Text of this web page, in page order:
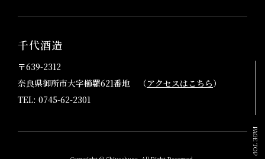
千代酒造
〒639-2312
奈良県御所市大字櫛羅621番地 （アクセスはこちら）
TEL: 0745-62-2301
PAGE TOP